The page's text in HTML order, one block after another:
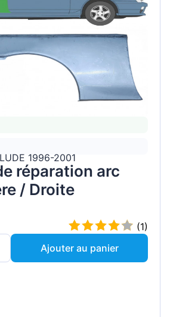
1996-2001
réparation arc
/ Droite
(1)
Ajouter au panier